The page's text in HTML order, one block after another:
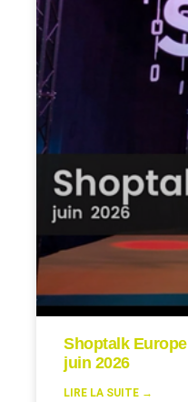
Shoptalk Europe
juin 2026
LIRE LA SUITE →